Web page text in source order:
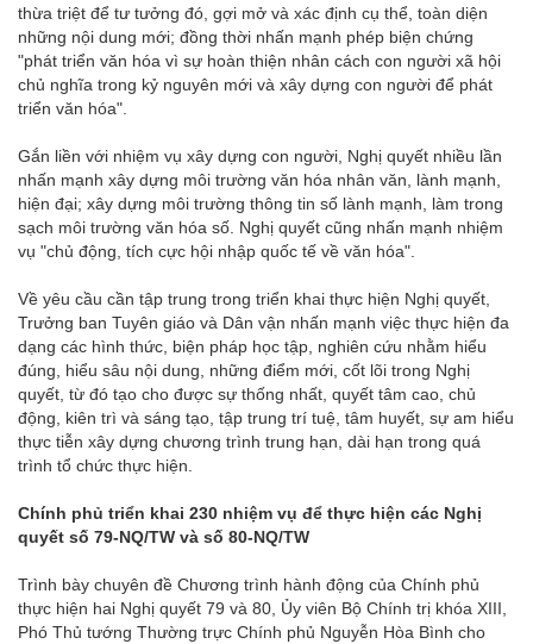
thừa triệt để tư tưởng đó, gợi mở và xác định cụ thể, toàn diện
những nội dung mới; đồng thời nhấn mạnh phép biện chứng
"phát triển văn hóa vì sự hoàn thiện nhân cách con người xã hội
chủ nghĩa trong kỷ nguyên mới và xây dựng con người để phát
triển văn hóa".
Gắn liền với nhiệm vụ xây dựng con người, Nghị quyết nhiều lần
nhấn mạnh xây dựng môi trường văn hóa nhân văn, lành mạnh,
hiện đại; xây dựng môi trường thông tin số lành mạnh, làm trong
sạch môi trường văn hóa số. Nghị quyết cũng nhấn mạnh nhiệm
vụ "chủ động, tích cực hội nhập quốc tế về văn hóa".
Về yêu cầu cần tập trung trong triển khai thực hiện Nghị quyết,
Trưởng ban Tuyên giáo và Dân vận nhấn mạnh việc thực hiện đa
dạng các hình thức, biện pháp học tập, nghiên cứu nhằm hiểu
đúng, hiểu sâu nội dung, những điểm mới, cốt lõi trong Nghị
quyết, từ đó tạo cho được sự thống nhất, quyết tâm cao, chủ
động, kiên trì và sáng tạo, tập trung trí tuệ, tâm huyết, sự am hiểu
thực tiễn xây dựng chương trình trung hạn, dài hạn trong quá
trình tổ chức thực hiện.
Chính phủ triển khai 230 nhiệm vụ để thực hiện các Nghị
quyết số 79-NQ/TW và số 80-NQ/TW
Trình bày chuyên đề Chương trình hành động của Chính phủ
thực hiện hai Nghị quyết 79 và 80, Ủy viên Bộ Chính trị khóa XIII,
Phó Thủ tướng Thường trực Chính phủ Nguyễn Hòa Bình cho